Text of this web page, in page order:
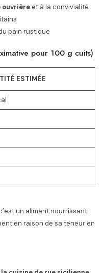
et à la convivialité
pain rustique
pour 100 g cuits)
ESTIMÉE
un aliment nourrissant
en raison de sa teneur en